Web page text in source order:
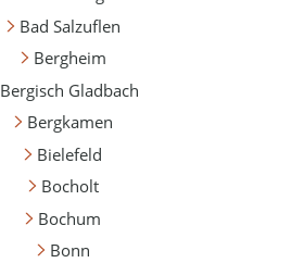
Bad Salzuflen
Bergheim
Bergisch Gladbach
Bergkamen
Bielefeld
Bocholt
Bochum
Bonn